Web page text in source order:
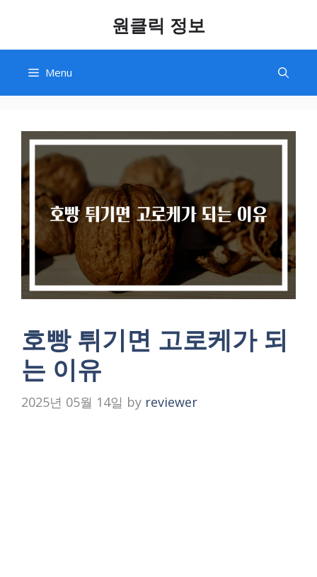
content
원클릭 정보
Menu
호빵 튀기면 고로케가 되
는 이유
2025년 05월 14일 by reviewer